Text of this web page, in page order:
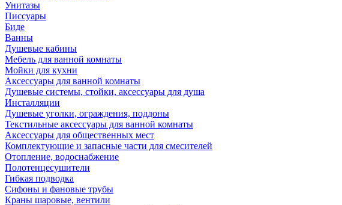
Унитазы
Писсуары
Биде
Ванны
Душевые кабины
Мебель для ванной комнаты
Мойки для кухни
Аксессуары для ванной комнаты
Душевые системы, стойки, аксессуары для душа
Инсталляции
Душевые уголки, ограждения, поддоны
Текстильные аксессуары для ванной комнаты
Аксессуары для общественных мест
Комплектующие и запасные части для смесителей
Отопление, водоснабжение
Полотенцесушители
Гибкая подводка
Сифоны и фановые трубы
Краны шаровые, вентили